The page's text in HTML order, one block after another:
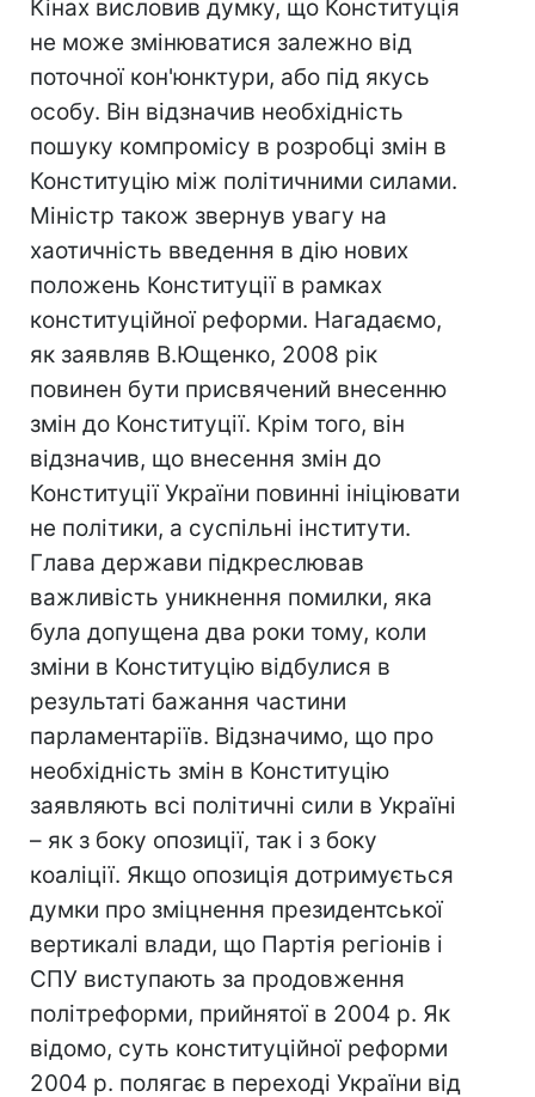
Кінах висловив думку, що Конституція
не може змінюватися залежно від
поточної кон'юнктури, або під якусь
особу. Він відзначив необхідність
пошуку компромісу в розробці змін в
Конституцію між політичними силами.
Міністр також звернув увагу на
хаотичність введення в дію нових
положень Конституції в рамках
конституційної реформи. Нагадаємо,
як заявляв В.Ющенко, 2008 рік
повинен бути присвячений внесенню
змін до Конституції. Крім того, він
відзначив, що внесення змін до
Конституції України повинні ініціювати
не політики, а суспільні інститути.
Глава держави підкреслював
важливість уникнення помилки, яка
була допущена два роки тому, коли
зміни в Конституцію відбулися в
результаті бажання частини
парламентаріїв. Відзначимо, що про
необхідність змін в Конституцію
заявляють всі політичні сили в Україні
– як з боку опозиції, так і з боку
коаліції. Якщо опозиція дотримується
думки про зміцнення президентської
вертикалі влади, що Партія регіонів і
СПУ виступають за продовження
політреформи, прийнятої в 2004 р. Як
відомо, суть конституційної реформи
2004 р. полягає в переході України від